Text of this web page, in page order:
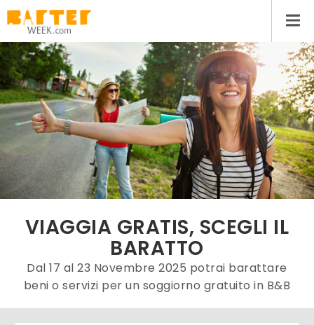
VIAGGIA GRATIS, SCEGLI IL
BARATTO
Dal 17 al 23 Novembre 2025 potrai barattare
beni o servizi per un soggiorno gratuito in B&B